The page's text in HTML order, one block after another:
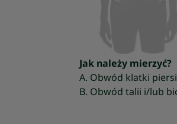
Jak należy mierzyć?
A. Obwód klatki
B. Obwód talii i/lub